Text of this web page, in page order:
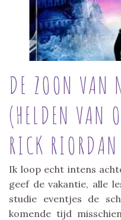
DE ZOON VAN
(HELDEN VAN
RICK RIORDAN
Ik loop echt intens
geef de vakantie, alle
studie eventjes de
komende tijd